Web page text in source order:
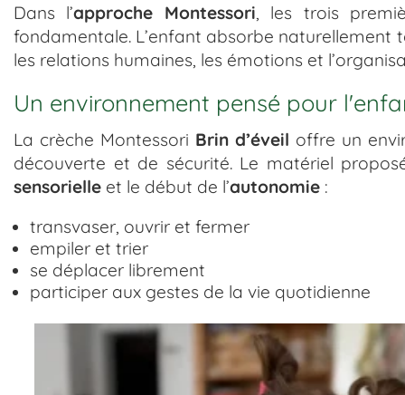
Dans l’approche Montessori, les trois
fondamentale. L’enfant absorbe naturellement
les relations humaines, les émotions et
Un environnement pensé pour
La crèche Montessori Brin d’éveil offre un
découverte et de sécurité. Le matériel
sensorielle et le début de l’autonomie :
transvaser, ouvrir et fermer
empiler et trier
se déplacer librement
participer aux gestes de la vie quotidienne